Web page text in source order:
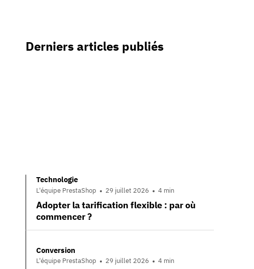
Derniers articles publiés
Technologie
L'équipe PrestaShop 29 juillet 2026 4 min
Adopter la tarification flexible : par où
commencer ?
Conversion
L'équipe PrestaShop 29 juillet 2026 4 min